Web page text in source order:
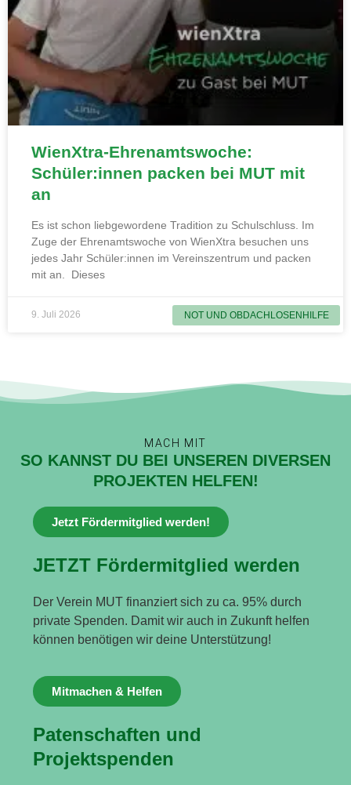
NOT UND OBDACHLOSENHILFE
WienXtra-Ehrenamtswoche:
Schüler:innen packen bei MUT mit
an
Es ist schon liebgewordene Tradition zu Schulschluss. Im
Zuge der Ehrenamtswoche von WienXtra besuchen uns
jedes Jahr Schüler:innen im Vereinszentrum und packen
mit an. Dieses
9. Juli 2026
MACH MIT
SO KANNST DU BEI UNSEREN DIVERSEN
PROJEKTEN HELFEN!
Jetzt Fördermitglied werden!
JETZT Fördermitglied werden
Der Verein MUT finanziert sich zu ca. 95% durch
private Spenden. Damit wir auch in Zukunft helfen
können benötigen wir deine Unterstützung!
Mitmachen & Helfen
Patenschaften und
Projektspenden